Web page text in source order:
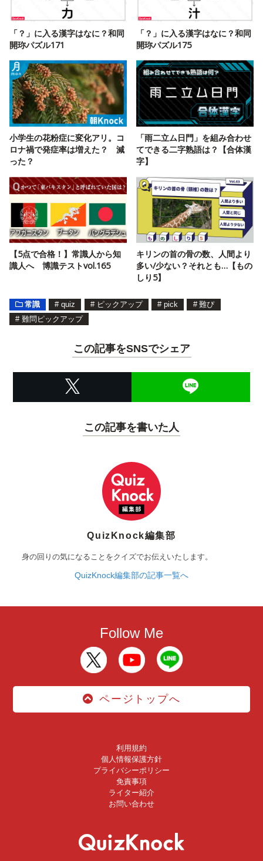
「？」に入る漢字はなに？和同
開珎パズル171
「？」に入る漢字はなに？和同
開珎パズル175
小学生の花粉症に変化アリ。コ
ロナ禍で発症率は増えた？ 減
った？
「雨二立ム日門」を組み合わせ
てできる二字熟語は？【合体漢
字】
【5点で合格！】常識人から知
識人へ 博識テストvol.165
キリンの首の骨の数、人間より
多い/少ない？それとも…【もの
しり5】
常識 # quiz # ピックアップ # pick # 難ぴ
# 難問ピックアップ
この記事をSNSでシェア
この記事を書いた人
QuizKnock編集部
身の回りの気になることをクイズでお伝えいたします。
QuizKnock編集部の記事一覧へ
Follow Me
ページトップへ
利用規約
個人情報保護方針
プライバシーポリシー
免責事項
ライター紹介
お問い合わせ